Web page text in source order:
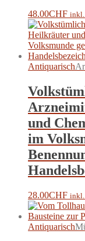
48.00CHF inkl.
Antiquarisch
und
im
28.00CHF inkl.
Antiquarisch